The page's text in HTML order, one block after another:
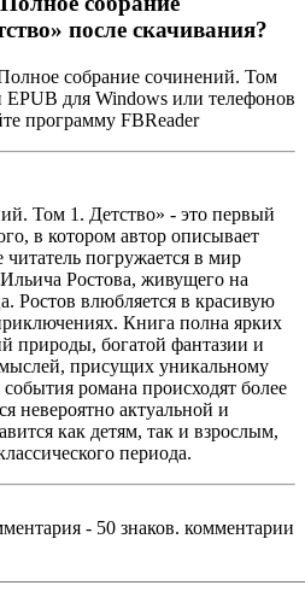
после скачивания?
собрание сочинений. Том
для Windows или телефонов
программу FBReader
Том 1. Детство» - это первый
в котором автор описывает
погружается в мир
Ростова, живущего на
Ростов влюбляется в красивую
Книга полна ярких
природы, богатой фантазии и
присущих уникальному
романа происходят более
невероятно актуальной и
как детям, так и взрослым,
периода.
- 50 знаков. комментарии